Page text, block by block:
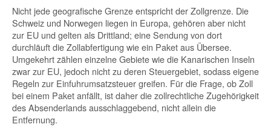
Nicht jede geografische Grenze entspricht der Zollgrenze. Die
Schweiz und Norwegen liegen in Europa, gehören aber nicht
zur EU und gelten als Drittland; eine Sendung von dort
durchläuft die Zollabfertigung wie ein Paket aus Übersee.
Umgekehrt zählen einzelne Gebiete wie die Kanarischen Inseln
zwar zur EU, jedoch nicht zu deren Steuergebiet, sodass eigene
Regeln zur Einfuhrumsatzsteuer greifen. Für die Frage, ob Zoll
bei einem Paket anfällt, ist daher die zollrechtliche Zugehörigkeit
des Absenderlands ausschlaggebend, nicht allein die
Entfernung.